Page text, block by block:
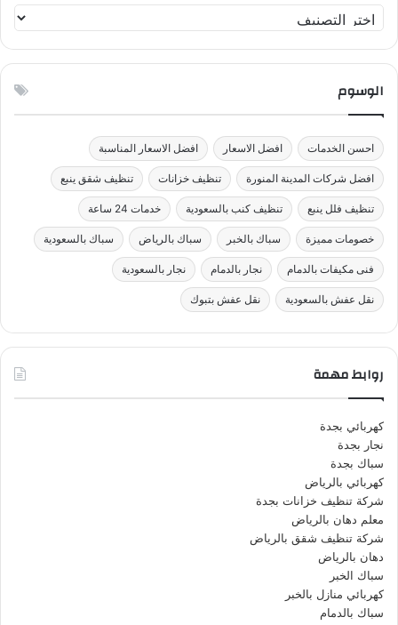
ص
ن
ف
الوسوم
احسن الخدمات افضل الاسعار افضل الاسعار المناسبة
افضل شركات المدينة المنورة تنظيف خزانات تنظيف شقق ينبع
تنظيف فلل ينبع تنظيف كنب بالسعودية خدمات 24 ساعة
خصومات مميزة سباك بالخبر سباك بالرياض سباك بالسعودية
فنى مكيفات بالدمام نجار بالدمام نجار بالسعودية
نقل عفش بالسعودية نقل عفش بتبوك
روابط مهمة
كهربائي بجدة
نجار بجدة
سباك بجدة
كهربائي بالرياض
شركة تنظيف خزانات بجدة
معلم دهان بالرياض
شركة تنظيف شقق بالرياض
دهان بالرياض
سباك الخبر
كهربائي منازل بالخبر
سباك بالدمام